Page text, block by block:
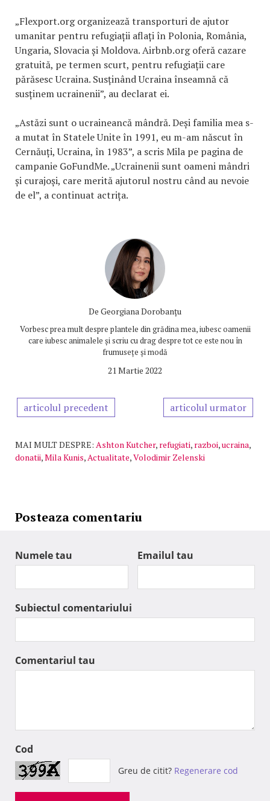
„Flexport.org organizează transporturi de ajutor
umanitar pentru refugiații aflați în Polonia, România,
Ungaria, Slovacia și Moldova. Airbnb.org oferă cazare
gratuită, pe termen scurt, pentru refugiații care
părăsesc Ucraina. Susținând Ucraina înseamnă că
susținem ucrainenii”, au declarat ei.
„Astăzi sunt o ucraineancă mândră. Deși familia mea s-
a mutat în Statele Unite în 1991, eu m-am născut în
Cernăuți, Ucraina, în 1983”, a scris Mila pe pagina de
campanie GoFundMe. „Ucrainenii sunt oameni mândri
și curajoși, care merită ajutorul nostru când au nevoie
de el”, a continuat actrița.
De Georgiana Dorobanțu
Vorbesc prea mult despre plantele din grădina mea, iubesc oamenii
care iubesc animalele și scriu cu drag despre tot ce este nou în
frumusețe și modă
21 Martie 2022
articolul precedent articolul urmator
MAI MULT DESPRE: Ashton Kutcher, refugiati, razboi,ucraina,
donatii,Mila Kunis,Actualitate,Volodimir Zelenski
Posteaza comentariu
Numele tau Emailul tau
Subiectul comentariului
Comentariul tau
Cod
Greu de citit? Regenerare cod